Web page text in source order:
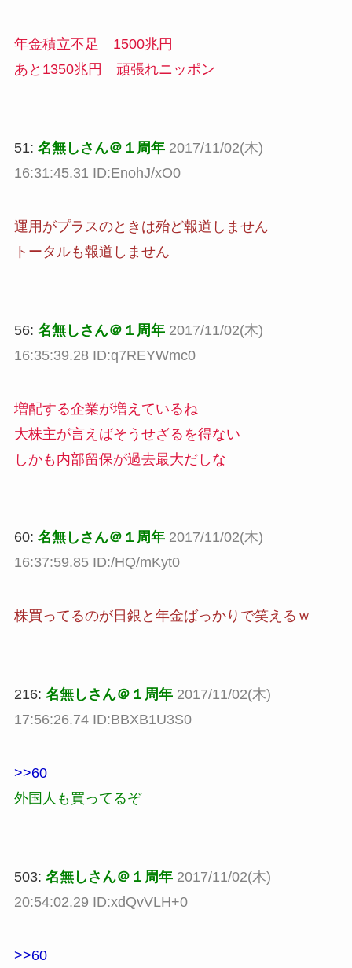
年金積立不足 1500兆円
あと1350兆円 頑張れニッポン
51: 名無しさん＠１周年 2017/11/02(木)
16:31:45.31 ID:EnohJ/xO0
運用がプラスのときは殆ど報道しません
トータルも報道しません
56: 名無しさん＠１周年 2017/11/02(木)
16:35:39.28 ID:q7REYWmc0
増配する企業が増えているね
大株主が言えばそうせざるを得ない
しかも内部留保が過去最大だしな
60: 名無しさん＠１周年 2017/11/02(木)
16:37:59.85 ID:/HQ/mKyt0
株買ってるのが日銀と年金ばっかりで笑えるｗ
216: 名無しさん＠１周年 2017/11/02(木)
17:56:26.74 ID:BBXB1U3S0
>>60
外国人も買ってるぞ
503: 名無しさん＠１周年 2017/11/02(木)
20:54:02.29 ID:xdQvVLH+0
>>60